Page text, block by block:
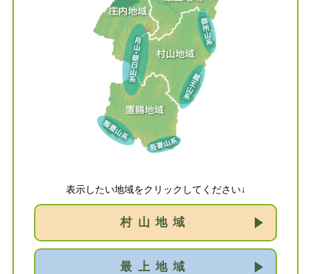
表示したい地域をクリックしてください↓
村山地域
最上地域